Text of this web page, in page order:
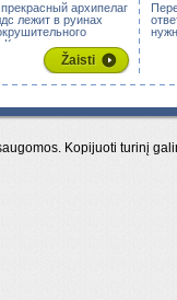
архипелаг
лежит в руинах
...
Žaisti
Kopijuoti turinį